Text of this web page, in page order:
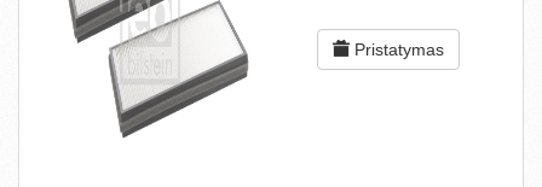
Pristatymas